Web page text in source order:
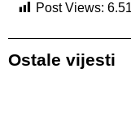
Post Views:
Ostale vijesti